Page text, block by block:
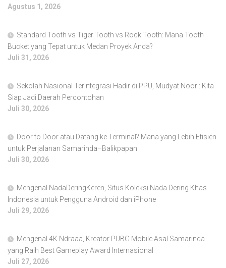
Agustus 1, 2026
Standard Tooth vs Tiger Tooth vs Rock Tooth: Mana Tooth
Bucket yang Tepat untuk Medan Proyek Anda?
Juli 31, 2026
Sekolah Nasional Terintegrasi Hadir di PPU, Mudyat Noor : Kita
Siap Jadi Daerah Percontohan
Juli 30, 2026
Door to Door atau Datang ke Terminal? Mana yang Lebih Efisien
untuk Perjalanan Samarinda–Balikpapan
Juli 30, 2026
Mengenal NadaDeringKeren, Situs Koleksi Nada Dering Khas
Indonesia untuk Pengguna Android dan iPhone
Juli 29, 2026
Mengenal 4K Ndraaa, Kreator PUBG Mobile Asal Samarinda
yang Raih Best Gameplay Award Internasional
Juli 27, 2026